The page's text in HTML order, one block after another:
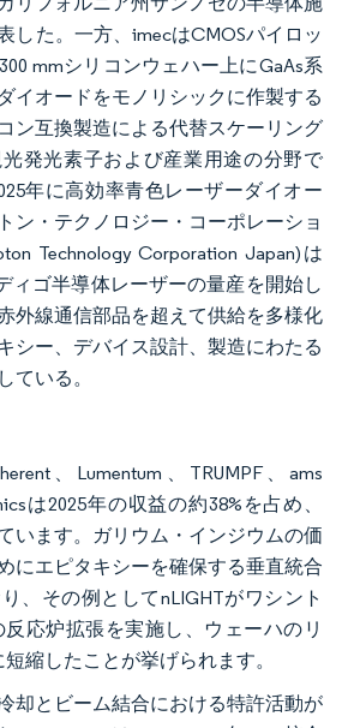
した。一方、imecはCMOSパイロッ
mmシリコンウェハー上にGaAs系
イオードをモノリシックに作製する
ン互換製造による代替スケーリング
発光素子および産業用途の分野で
年に高効率青色レーザーダイオー
ン・テクノロジー・コーポレーショ
Technology Corporation Japan)は
ィゴ半導体レーザーの量産を開始し
外線通信部品を超えて供給を多様化
シー、デバイス設計、製造にわたる
ている。
、Lumentum、TRUMPF、ams
は2025年の収益の約38%を占め、
います。ガリウム・インジウムの価
にエピタキシーを確保する垂直統合
、その例としてnLIGHTがワシント
反応炉拡張を実施し、ウェーハのリ
縮したことが挙げられます。
却とビーム結合における特許活動が